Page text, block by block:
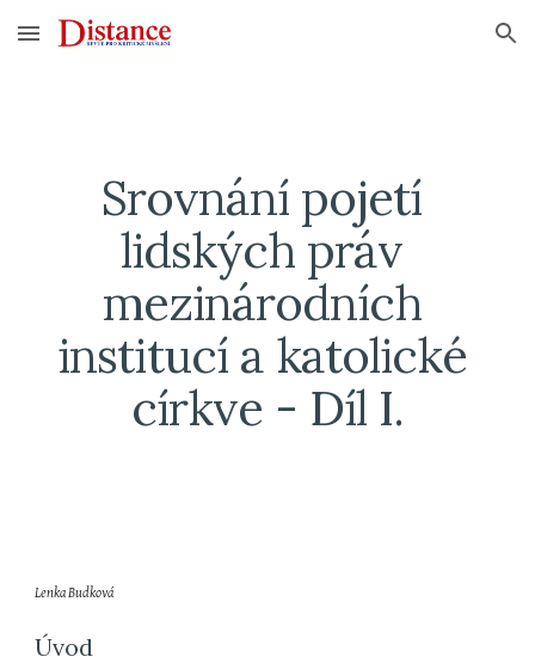
Skip to main content Skip to navigation
Srovnání pojetí
lidských práv
mezinárodních
institucí a katolické
církve - Díl I.
Lenka Budková
Úvod